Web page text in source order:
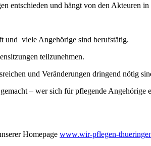
entschieden und hängt von den Akteuren
und viele Angehörige sind berufstätig.
teilzunehmen.
und Veränderungen dringend nötig
– wer sich für pflegende Angehörige
Homepage www.wir-pflegen-